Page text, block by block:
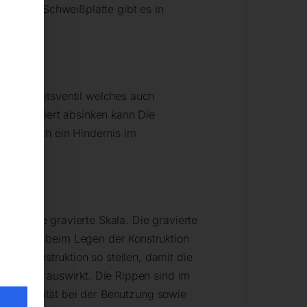
Die Schweißplatte gibt es in
welches auch
absinken kann Die
sich ein Hindernis im
eine gravierte Skala. Die gravierte
beim Legen der Konstruktion
Konstruktion so stellen, damit die
auswirkt. Die Rippen sind im
Stabilität bei der Benutzung sowie